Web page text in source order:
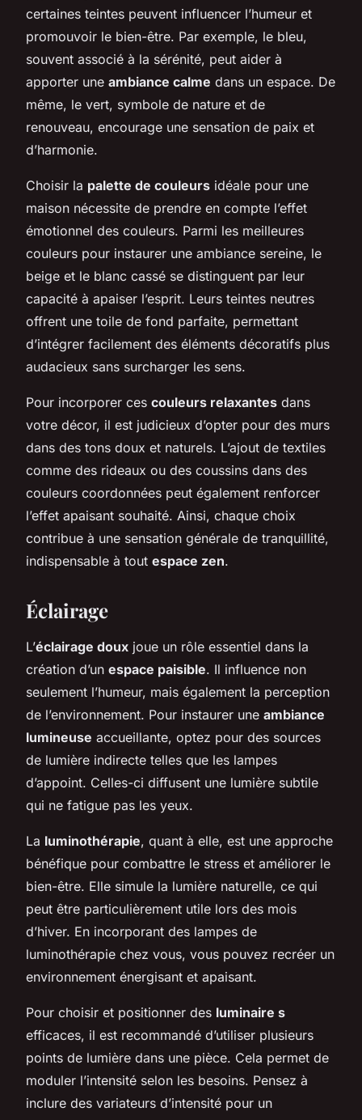
certaines teintes peuvent influencer l’humeur et
promouvoir le bien-être. Par exemple, le bleu,
souvent associé à la sérénité, peut aider à
apporter une ambiance calme dans un espace. De
même, le vert, symbole de nature et de
renouveau, encourage une sensation de paix et
d’harmonie.
Choisir la palette de couleurs idéale pour une
maison nécessite de prendre en compte l’effet
émotionnel des couleurs. Parmi les meilleures
couleurs pour instaurer une ambiance sereine, le
beige et le blanc cassé se distinguent par leur
capacité à apaiser l’esprit. Leurs teintes neutres
offrent une toile de fond parfaite, permettant
d’intégrer facilement des éléments décoratifs plus
audacieux sans surcharger les sens.
Pour incorporer ces couleurs relaxantes dans
votre décor, il est judicieux d’opter pour des murs
dans des tons doux et naturels. L’ajout de textiles
comme des rideaux ou des coussins dans des
couleurs coordonnées peut également renforcer
l’effet apaisant souhaité. Ainsi, chaque choix
contribue à une sensation générale de tranquillité,
indispensable à tout espace zen.
Éclairage
L’éclairage doux joue un rôle essentiel dans la
création d’un espace paisible. Il influence non
seulement l’humeur, mais également la perception
de l’environnement. Pour instaurer une ambiance
lumineuse accueillante, optez pour des sources
de lumière indirecte telles que les lampes
d’appoint. Celles-ci diffusent une lumière subtile
qui ne fatigue pas les yeux.
La luminothérapie, quant à elle, est une approche
bénéfique pour combattre le stress et améliorer le
bien-être. Elle simule la lumière naturelle, ce qui
peut être particulièrement utile lors des mois
d’hiver. En incorporant des lampes de
luminothérapie chez vous, vous pouvez recréer un
environnement énergisant et apaisant.
Pour choisir et positionner des luminaire s
efficaces, il est recommandé d’utiliser plusieurs
points de lumière dans une pièce. Cela permet de
moduler l’intensité selon les besoins. Pensez à
inclure des variateurs d’intensité pour un